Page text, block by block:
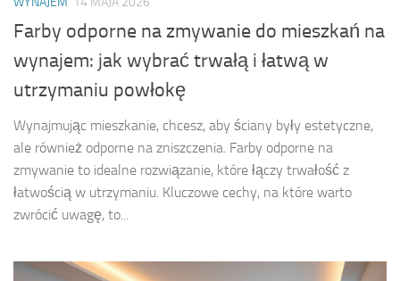
Farby odporne na zmywanie do mieszkań na
wynajem: jak wybrać trwałą i łatwą w
utrzymaniu powłokę
Wynajmując mieszkanie, chcesz, aby ściany były estetyczne,
ale również odporne na zniszczenia. Farby odporne na
zmywanie to idealne rozwiązanie, które łączy trwałość z
łatwością w utrzymaniu. Kluczowe cechy, na które warto
zwrócić uwagę, to...